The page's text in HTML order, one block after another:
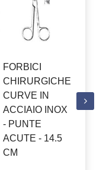
FORBICI
CHIRURGICHE
CURVE IN
ACCIAIO INOX
- PUNTE
ACUTE - 14.5
CM